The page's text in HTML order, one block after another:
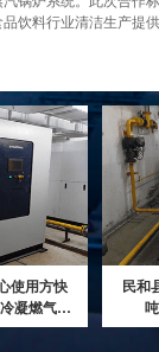
饮料行业清洁生产提供
使用方快
凝燃气真
民和